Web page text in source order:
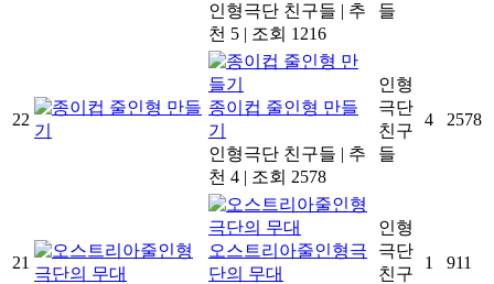
인형극단 친구들 | 추
천 5 | 조회 1216
들
22
종이컵 줄인형 만들
기
인형극단 친구들 | 추
천 4 | 조회 2578
인형
극단
친구
들
4 2578
21
오스트리아줄인형극
단의 무대
인형
극단
친구
1 911